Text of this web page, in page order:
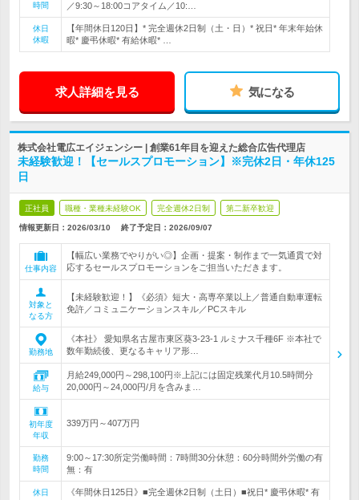
時間
／9:30～18:00コアタイム／10:…
休日
休暇
【年間休日120日】* 完全週休2日制（土・日）* 祝日* 年末年始休
暇* 慶弔休暇* 有給休暇* …
求人詳細を見る 気になる
株式会社電広エイジェンシー | 創業61年目を迎えた総合広告代理店
未経験歓迎！【セールスプロモーション】※完休2日・年休125
日
正社員 職種・業種未経験OK 完全週休2日制 第二新卒歓迎
情報更新日：2026/03/10 終了予定日： 2026/09/07
仕事内容
【幅広い業務でやりがい◎】企画・提案・制作まで一気通貫で対
応するセールスプロモーションをご担当いただきます。
対象と
なる方
【未経験歓迎！】《必須》短大・高専卒業以上／普通自動車運転
免許／コミュニケーションスキル／PCスキル
勤務地
《本社》 愛知県名古屋市東区葵3-23-1 ルミナス千種6F ※本社で
数年勤続後、更なるキャリア形…
給与
月給249,000円～298,100円※上記には固定残業代月10.5時間分
20,000円～24,000円/月を含みま…
初年度
年収
339万円～407万円
勤務
時間
9:00～17:30所定労働時間：7時間30分休憩：60分時間外労働の有
無：有
休日
《年間休日125日》■完全週休2日制（土日）■祝日* 慶弔休暇* 有